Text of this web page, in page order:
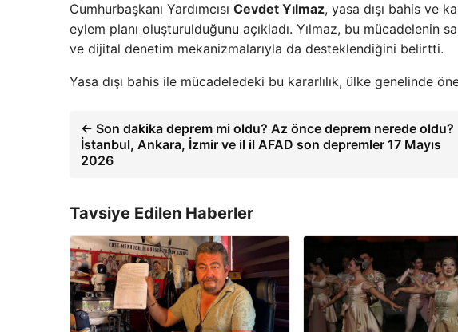
Cumhurbaşkanı Yardımcısı Cevdet Yılmaz, yasa dışı bahis ve
eylem planı oluşturulduğunu açıkladı. Yılmaz, bu mücadelenin
ve dijital denetim mekanizmalarıyla da desteklendiğini belirtti.
Yasa dışı bahis ile mücadeledeki bu kararlılık, ülke genelinde
← Son dakika deprem mi oldu? Az önce deprem nerede oldu?
İstanbul, Ankara, İzmir ve il il AFAD son depremler 17 Mayıs
2026
Tavsiye Edilen Haberler